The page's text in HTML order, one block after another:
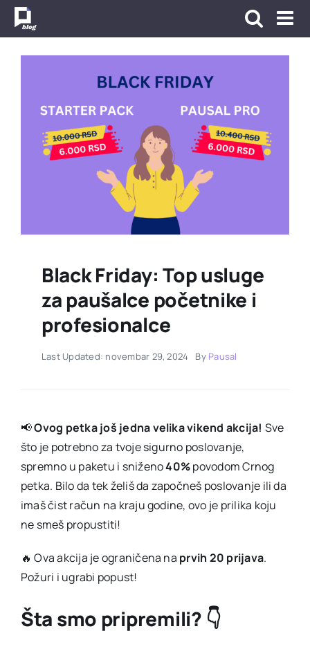
Skip
Black Friday: Top usluge
za paušalce početnike i
profesionalce
Last Updated: novembar 29, 2024 By Pausal
📢Ovog petka još jedna velika vikend akcija! Sve
što je potrebno za tvoje sigurno poslovanje,
spremno u paketu i sniženo40%povodom Crnog
petka. Bilo da tek želiš da započneš poslovanje ili da
imaš čist račun na kraju godine, ovo je prilika koju
ne smeš propustiti!
🔥 Ova akcija je ograničena na prvih 20 prijava.
Požuri i ugrabi popust!
Šta smo pripremili? 👇